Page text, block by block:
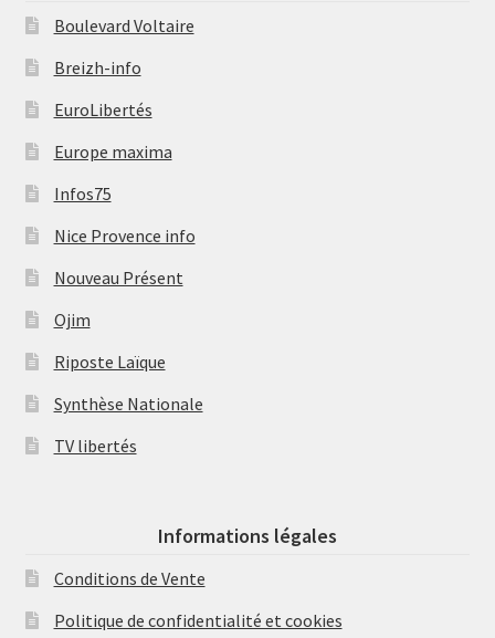
Boulevard Voltaire
Breizh-info
EuroLibertés
Europe maxima
Infos75
Nice Provence info
Nouveau Présent
Ojim
Riposte Laïque
Synthèse Nationale
TV libertés
Informations légales
Conditions de Vente
Politique de confidentialité et cookies